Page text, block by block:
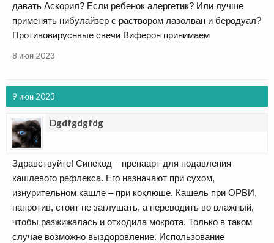
давать Аскорил? Если ребенок алергетик? Или лучше
применять нибулайзер с раствором лазолван и беродуал?
Противовируснвые свечи Виферон принимаем
8 июн 2023
9 июн 2023
Dgdfgdgfdg
Здравствуйте! Синекод – препаарт для подавления
кашлевого рефлекса. Его назначают при сухом,
изнурительном кашле – при коклюше. Кашель при ОРВИ,
напротив, стоит не заглушать, а переводить во влажный,
чтобы разжижалась и отходила мокрота. Только в таком
случае возможно выздоровление. Использование